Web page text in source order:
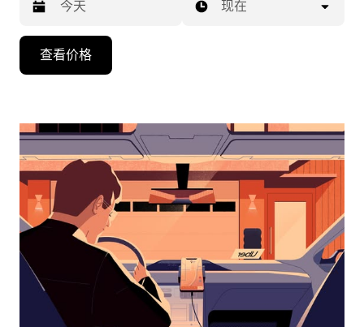
向
头
浏
日
并
现在
查看价格